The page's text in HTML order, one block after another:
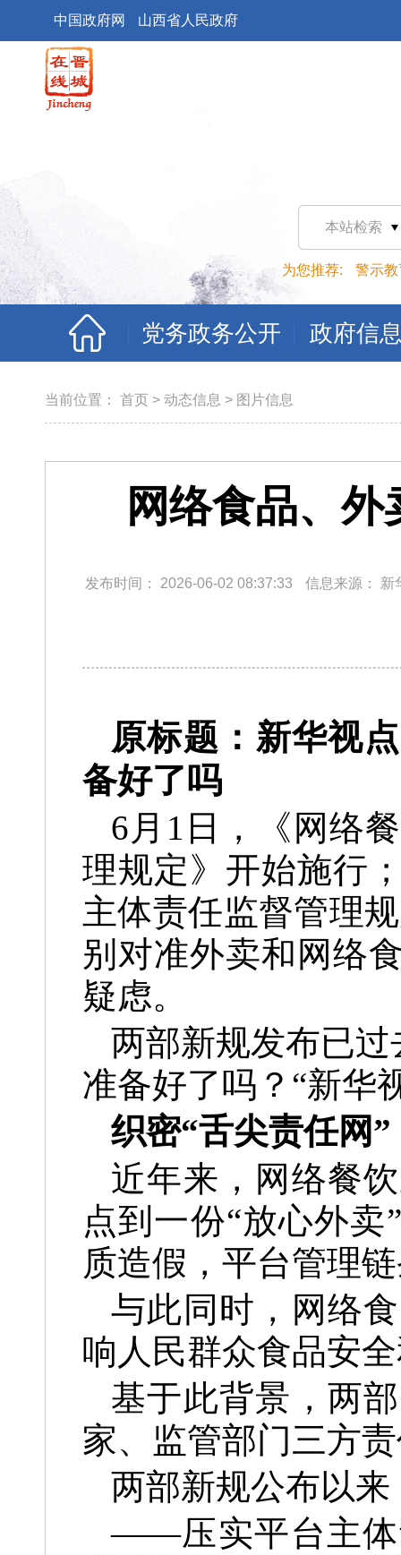
中国政府网 山西省人民政府
本站检索
为您推荐: 警示教
党务政务公开 政府信
当前位置： 首页 > 动态信息 > 图片信息
网络食品、
发布时间： 2026-06-02 08:37:33 信息来源： 新
原标题：新华视
备好了吗
6月1日，《网络
理规定》开始施行
主体责任监督管理
别对准外卖和网络
疑虑。
两部新规发布已
准备好了吗？“新华
织密“舌尖责任网”
近年来，网络餐
点到一份“放心外
质造假，平台管理
与此同时，网络
响人民群众食品安
基于此背景，两
家、监管部门三方
两部新规公布以
——压实平台主体